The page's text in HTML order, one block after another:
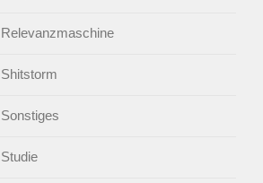
Relevanzmaschine
Shitstorm
Sonstiges
Studie